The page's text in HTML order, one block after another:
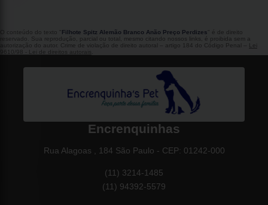
O conteúdo do texto " Filhote Spitz Alemão Branco Anão Preço Perdizes " é de direito
reservado. Sua reprodução, parcial ou total, mesmo citando nossos links, é proibida sem a
autorização do autor. Crime de violação de direito autoral – artigo 184 do Código Penal –
Lei
9610/98 - Lei de direitos autorais .
Encrenquinhas
Rua Alagoas , 184 São Paulo - CEP: 01242-000
(11) 3214-1485
(11) 94392-5579